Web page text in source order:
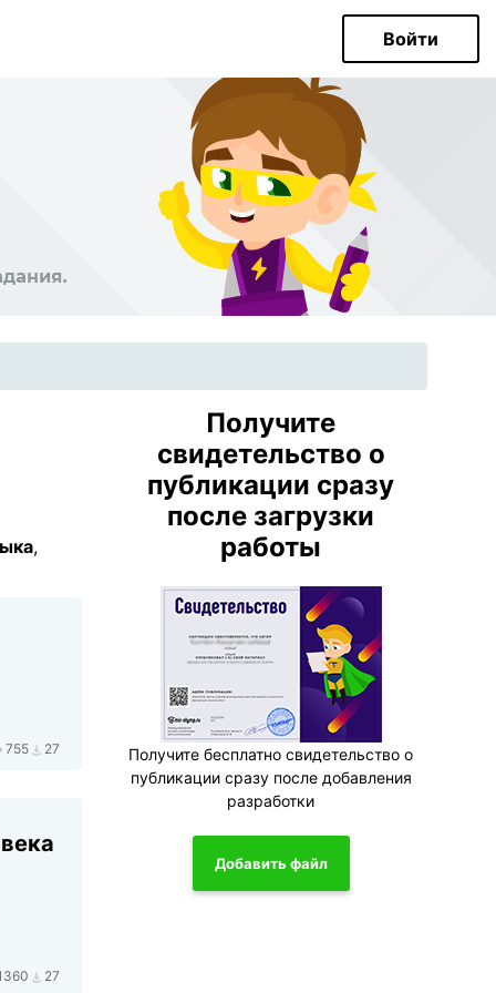
Войти
,
755 27
27
Получите
свидетельство о
публикации сразу
после загрузки
работы
Получите бесплатно свидетельство о
публикации сразу после добавления
разработки
Добавить файл